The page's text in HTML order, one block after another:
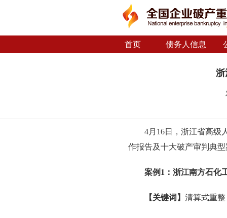
首页 债务人信息
浙
4月16日，浙江省高级
作报告及十大破产审判典
案例1：浙江南方石化
【关键词】 清算式重